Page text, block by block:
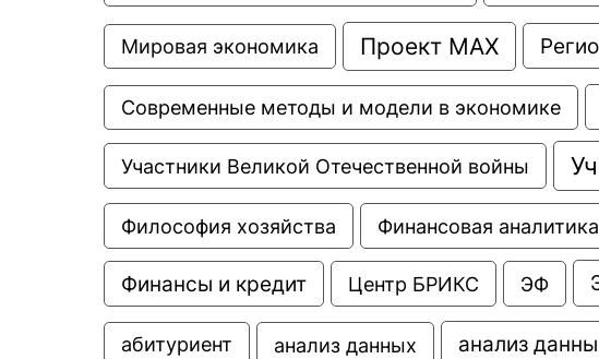
Мировая экономика Проект МАХ
Современные методы и модели в экономике
Участники Великой Отечественной войны
Философия хозяйства Финансовая аналитика
Финансы и кредит Центр БРИКС ЭФ
абитуриент анализ данных анализ